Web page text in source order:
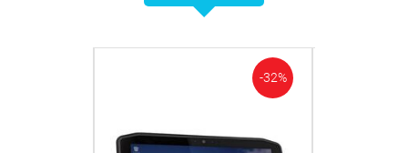
-32%